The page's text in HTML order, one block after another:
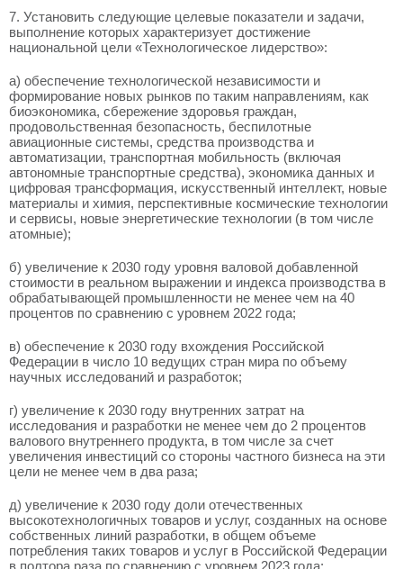
7. Установить следующие целевые показатели и задачи,
выполнение которых характеризует достижение
национальной цели «Технологическое лидерство»:
а) обеспечение технологической независимости и
формирование новых рынков по таким направлениям, как
биоэкономика, сбережение здоровья граждан,
продовольственная безопасность, беспилотные
авиационные системы, средства производства и
автоматизации, транспортная мобильность (включая
автономные транспортные средства), экономика данных и
цифровая трансформация, искусственный интеллект, новые
материалы и химия, перспективные космические технологии
и сервисы, новые энергетические технологии (в том числе
атомные);
б) увеличение к 2030 году уровня валовой добавленной
стоимости в реальном выражении и индекса производства в
обрабатывающей промышленности не менее чем на 40
процентов по сравнению с уровнем 2022 года;
в) обеспечение к 2030 году вхождения Российской
Федерации в число 10 ведущих стран мира по объему
научных исследований и разработок;
г) увеличение к 2030 году внутренних затрат на
исследования и разработки не менее чем до 2 процентов
валового внутреннего продукта, в том числе за счет
увеличения инвестиций со стороны частного бизнеса на эти
цели не менее чем в два раза;
д) увеличение к 2030 году доли отечественных
высокотехнологичных товаров и услуг, созданных на основе
собственных линий разработки, в общем объеме
потребления таких товаров и услуг в Российской Федерации
в полтора раза по сравнению с уровнем 2023 года;